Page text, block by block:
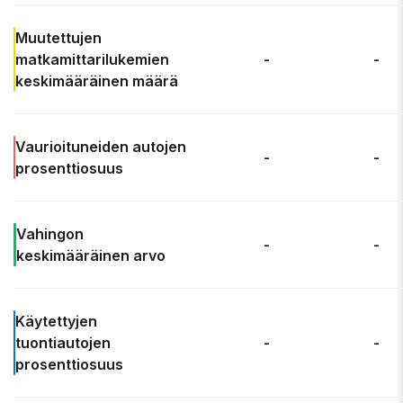
Muutettujen
matkamittarilukemien
keskimääräinen määrä
- -
Vaurioituneiden autojen
prosenttiosuus
- -
Vahingon
keskimääräinen arvo
- -
Käytettyjen
tuontiautojen
prosenttiosuus
- -